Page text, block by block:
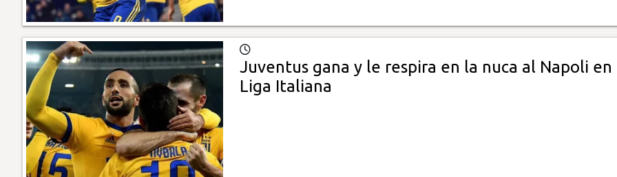
Juventus gana y le respira en la nuca al Napoli en
Liga Italiana